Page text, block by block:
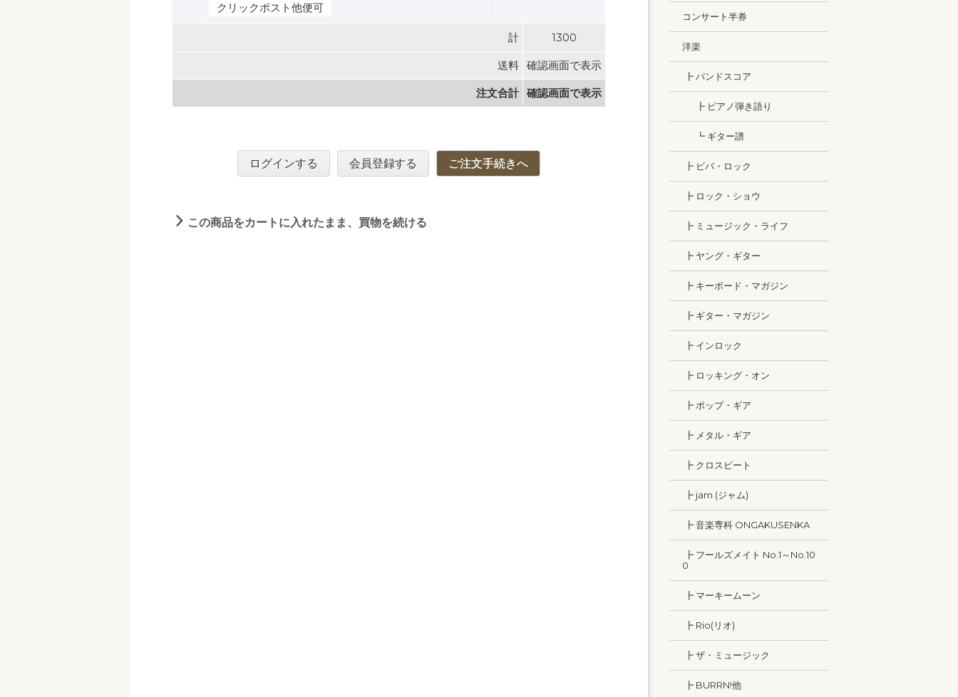
クリックポスト他便可
計 1300
送料 確認画面で表示
注文合計 確認画面で表示
ログインする 会員登録する ご注文手続きへ
この商品をカートに入れたまま、買物を続ける
コンサート半券
洋楽
┣ バンドスコア
┣ ピアノ弾き語り
┗ ギター譜
┣ ビバ・ロック
┣ ロック・ショウ
┣ ミュージック・ライフ
┣ ヤング・ギター
┣ キーボード・マガジン
┣ ギター・マガジン
┣ インロック
┣ ロッキング・オン
┣ ポップ・ギア
┣ メタル・ギア
┣ クロスビート
┣ jam (ジャム)
┣ 音楽専科 ONGAKUSENKA
┣ フールズメイト No.1～No.10
0
┣ マーキームーン
┣ Rio(リオ)
┣ ザ・ミュージック
┣ BURRN!他